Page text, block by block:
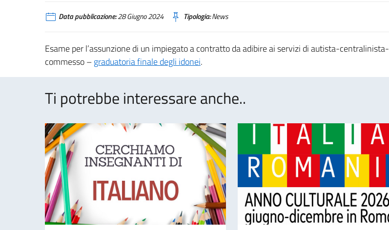
Data pubblicazione:28 Giugno 2024 Tipologia:News
Esame per l’assunzione di un impiegato a contratto da adibire ai servizi di autista-centralinista-
commesso –graduatoria finale degli idonei.
Ti potrebbe interessare anche..